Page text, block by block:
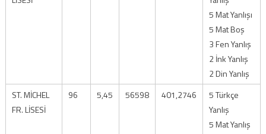
5 Mat Yanlışı
5 Mat Boş
3 Fen Yanlış
2 İnk Yanlış
2 Din Yanlış
ST. MİCHEL
FR. LİSESİ
96 5,45 56598 401,2746
5 Türkçe
Yanlış
5 Mat Yanlış